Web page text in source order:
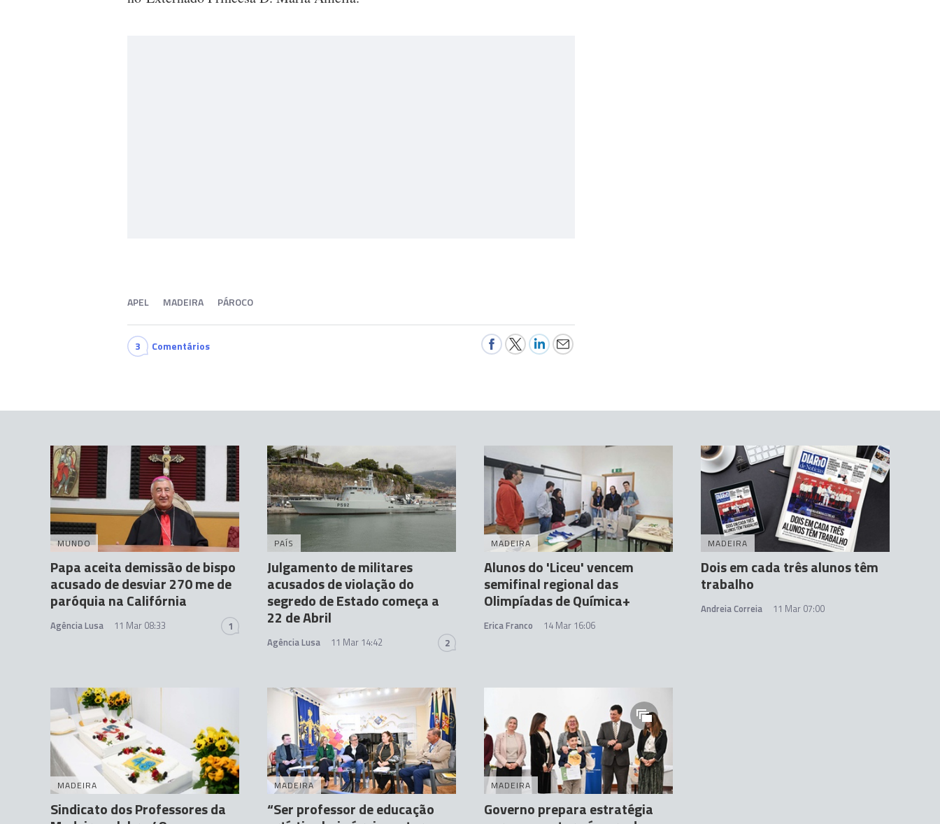
APEL MADEIRA PÁROCO
3 Comentários
MUNDO
Papa aceita demissão de bispo
acusado de desviar 270 me de
paróquia na Califórnia
Agência Lusa 11 Mar 08:33 1
PAÍS
Julgamento de militares
acusados de violação do
segredo de Estado começa a
22 de Abril
Agência Lusa 11 Mar 14:42 2
MADEIRA
Alunos do 'Liceu' vencem
semifinal regional das
Olimpíadas de Química+
Erica Franco 14 Mar 16:06
MADEIRA
Dois em cada três alunos têm
trabalho
Andreia Correia 11 Mar 07:00
MADEIRA
Sindicato dos Professores da
MADEIRA
“Ser professor de educação
MADEIRA
Governo prepara estratégia